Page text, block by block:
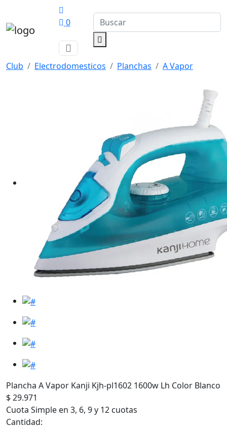
0
Club Electrodomesticos Planchas A Vapor
Plancha A Vapor Kanji Kjh-pl1602 1600w Lh Color Blanco
$ 29.971
Cuota Simple en 3, 6, 9 y 12 cuotas
Cantidad: